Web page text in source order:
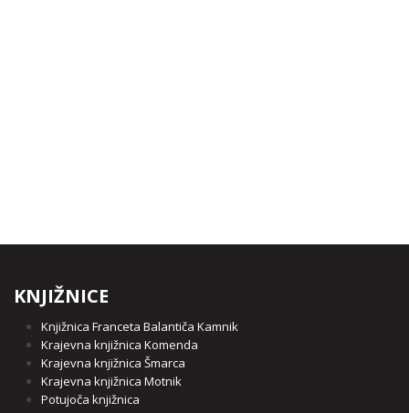
KNJIŽNICE
Knjižnica Franceta Balantiča Kamnik
Krajevna knjižnica Komenda
Krajevna knjižnica Šmarca
Krajevna knjižnica Motnik
Potujoča knjižnica